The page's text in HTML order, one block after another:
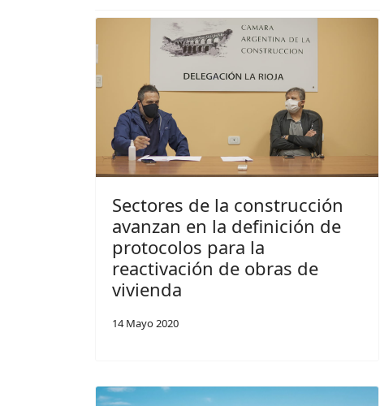
Sectores de la construcción
avanzan en la definición de
protocolos para la
reactivación de obras de
vivienda
14 Mayo 2020